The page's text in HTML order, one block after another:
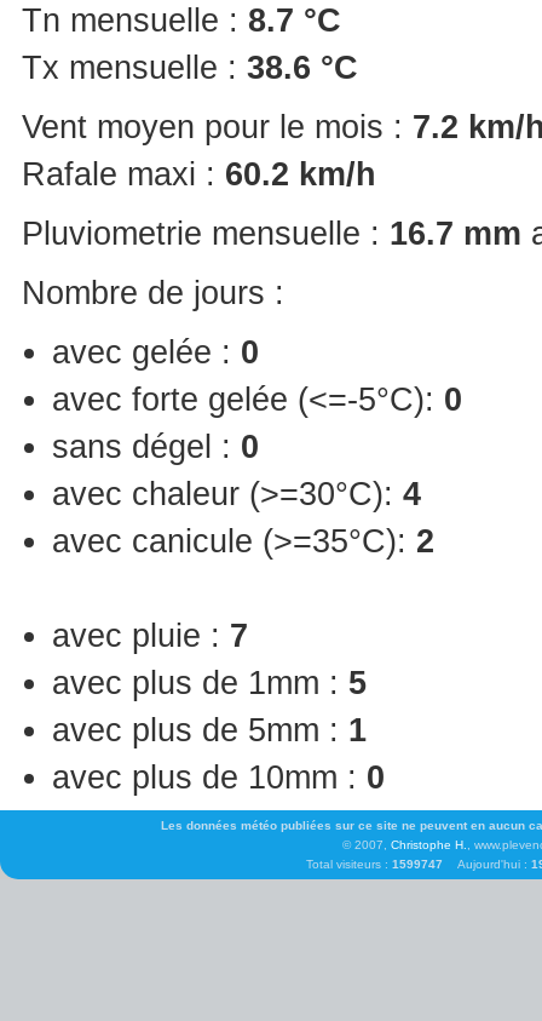
Tn mensuelle : 8.7 °C
Tx mensuelle : 38.6 °C
Vent moyen pour le mois : 7.2 km/
Rafale maxi : 60.2 km/h
Pluviometrie mensuelle : 16.7 mm
Nombre de jours :
avec gelée : 0
avec forte gelée (<=-5°C): 0
sans dégel : 0
avec chaleur (>=30°C): 4
avec canicule (>=35°C): 2
avec pluie : 7
avec plus de 1mm : 5
avec plus de 5mm : 1
avec plus de 10mm : 0
Les données météo publiées sur ce site ne peuvent en aucun
© 2007,Christophe H.,
Total visiteurs : 1599747 Aujourd'hui :